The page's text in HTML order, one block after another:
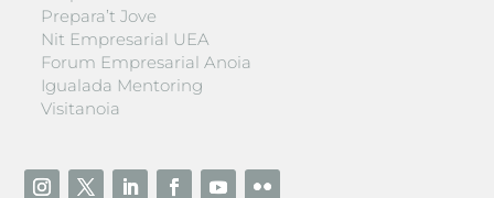
Prepara’t Jove
Nit Empresarial UEA
Forum Empresarial Anoia
Igualada Mentoring
Visitanoia